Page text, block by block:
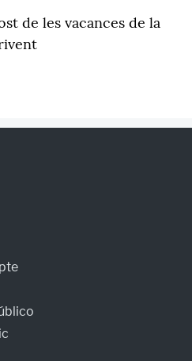
de les vacances de la